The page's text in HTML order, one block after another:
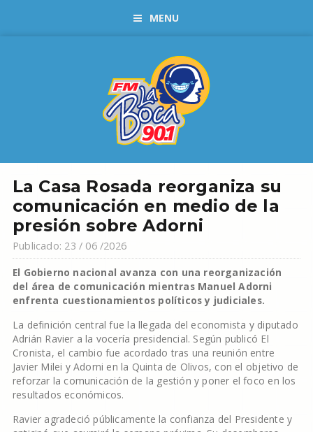
MENU
La Casa Rosada reorganiza su
comunicación en medio de la
presión sobre Adorni
Publicado: 23 / 06 /2026
El Gobierno nacional avanza con una reorganización
del área de comunicación mientras Manuel Adorni
enfrenta cuestionamientos políticos y judiciales.
La definición central fue la llegada del economista y diputado
Adrián Ravier a la vocería presidencial. Según publicó El
Cronista, el cambio fue acordado tras una reunión entre
Javier Milei y Adorni en la Quinta de Olivos, con el objetivo de
reforzar la comunicación de la gestión y poner el foco en los
resultados económicos.
Ravier agradeció públicamente la confianza del Presidente y